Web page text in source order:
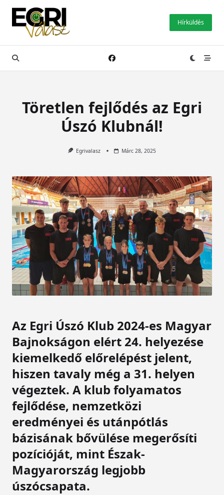
Skip
content
Hírküldés
Töretlen fejlődés az Egri
Úszó Klubnál!
Egrivalasz Márc 28, 2025
Az Egri Úszó Klub 2024-es Magyar
Bajnokságon elért 24. helyezése
kiemelkedő előrelépést jelent,
hiszen tavaly még a 31. helyen
végeztek. A klub folyamatos
fejlődése, nemzetközi
eredményei és utánpótlás
bázisának bővülése megerősíti
pozícióját, mint Észak-
Magyarország legjobb
úszócsapata.